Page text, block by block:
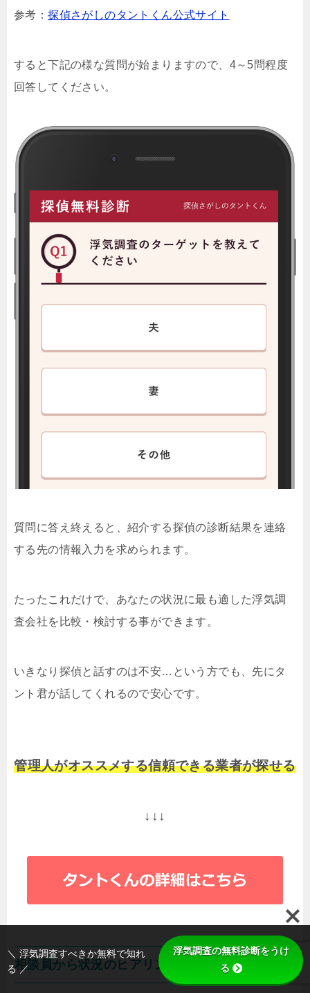
参考：探偵さがしのタントくん公式サイト
すると下記の様な質問が始まりますので、4～5問程度
回答してください。
質問に答え終えると、紹介する探偵の診断結果を連絡
する先の情報入力を求められます。
たったこれだけで、あなたの状況に最も適した浮気調
査会社を比較・検討する事ができます。
いきなり探偵と話すのは不安…という方でも、先にタ
ント君が話してくれるので安心です。
管理人がオススメする信頼できる業者が探せる
↓↓↓
相談員から状況のヒアリング
＼ 浮気調査すべきか無料で知れ
る ／
浮気調査の無料診断をうけ
る